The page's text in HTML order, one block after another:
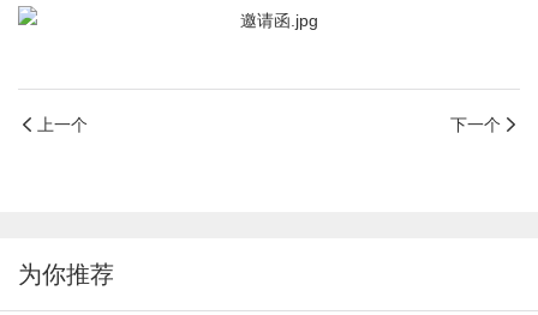
上一个 下一个
为你推荐